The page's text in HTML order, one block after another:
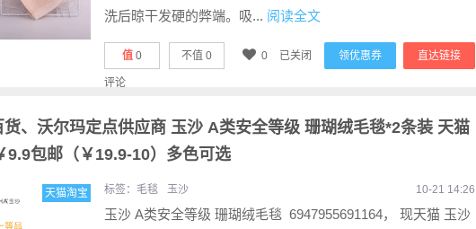
洗后晾干发硬的弊端。吸... 阅读全文
直达链接
领优惠券
值 0 不值 0 0 已关闭
评论
货、沃尔玛定点供应商 玉沙 A类安全等级 珊瑚绒毛毯*2条装 天猫
9.9包邮（￥19.9-10）多色可选
天猫淘宝 标签： 毛毯 玉沙 10-21 14:26
玉沙 A类安全等级 珊瑚绒毛毯 6947955691164， 现天猫 玉沙